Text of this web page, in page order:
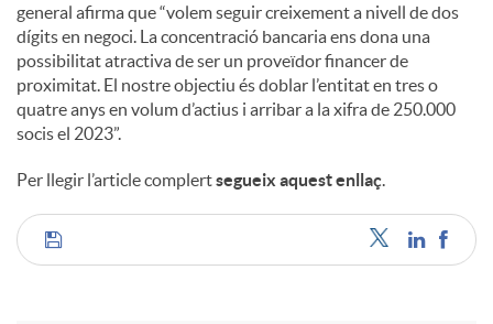
l
s
general afirma que “volem seguir creixement a nivell de dos
dígits en negoci. La concentració bancaria ens dona una
possibilitat atractiva de ser un proveïdor financer de
proximitat. El nostre objectiu és doblar l’entitat en tres o
quatre anys en volum d’actius i arribar a la xifra de 250.000
socis el 2023”.
Per llegir l’article complertsegueix aquest enllaç.
C